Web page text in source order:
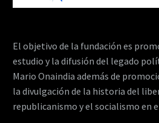
El objetivo de la fundación es
estudio y la difusión del legado
Mario Onaindia además de
la divulgación de la historia del
republicanismo y el socialismo en